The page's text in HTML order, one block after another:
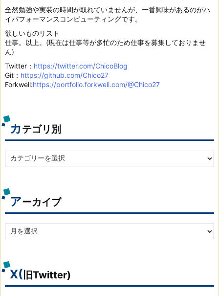
全然勉強や実装の時間が取れていませんが、一番興味があるのがハ
イパフォーマンスコンピューティングです。
欲しいものリスト
仕事。以上。(現在は仕事等が多忙のため仕事を募集しておりませ
ん)
Twitter： https://twitter.com/ChicoBlog
Git： https://github.com/Chico27
Forkwell:https://portfolio.forkwell.com/@Chico27
カテゴリ別
テ
別
アーカイブ
ー
ブ
X( 旧Twitter)